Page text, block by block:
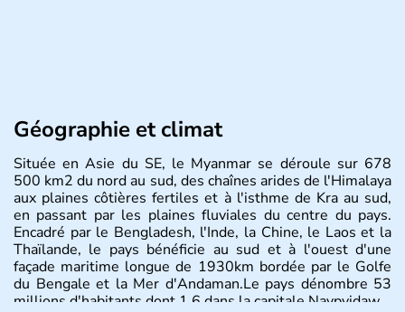
Géographie et climat
Située en Asie du SE, le Myanmar se déroule sur 678
500 km2 du nord au sud, des chaînes arides de l'Himalaya
aux plaines côtières fertiles et à l'isthme de Kra au sud,
en passant par les plaines fluviales du centre du pays.
Encadré par le Bengladesh, l'Inde, la Chine, le Laos et la
Thaïlande, le pays bénéficie au sud et à l'ouest d'une
façade maritime longue de 1930km bordée par le Golfe
du Bengale et la Mer d'Andaman.Le pays dénombre 53
millions d'habitants dont 1,6 dans la capitale Naypyidaw.